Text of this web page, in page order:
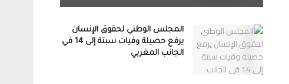
المجلس الوطني لحقوق الإنسان
يرفع حصيلة وفيات سبتة إلى 14 في
الجانب المغربي